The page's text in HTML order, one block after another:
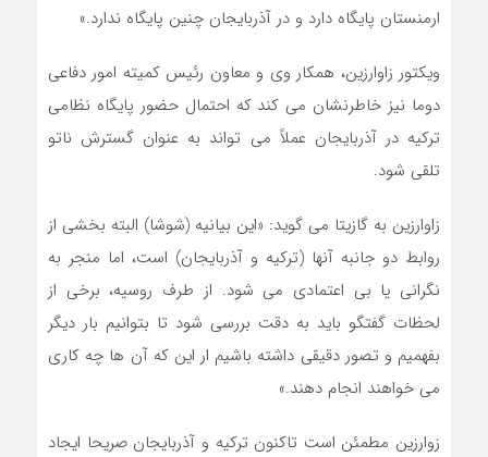
ارمنستان پایگاه دارد و در آذربایجان چنین پایگاه ندارد.»
ویکتور زاوارزین، همکار وی و معاون رئیس کمیته امور دفاعی
دوما نیز خاطرنشان می کند که احتمال حضور پایگاه نظامی
ترکیه در آذربایجان عملاً می تواند به عنوان گسترش ناتو
تلقی شود.
زاوارزین به گازیتا می گوید: «این بیانیه (شوشا) البته بخشی از
روابط دو جانبه آنها (ترکیه و آذربایجان) است، اما منجر به
نگرانی یا بی اعتمادی می شود. از طرف روسیه، برخی از
لحظات گفتگو باید به دقت بررسی شود تا بتوانیم بار دیگر
بفهمیم و تصور دقیقی داشته باشیم ار این که آن ها چه کاری
می خواهند انجام دهند.»
زوارزین مطمئن است تاکنون ترکیه و آذربایجان صریحا ایجاد